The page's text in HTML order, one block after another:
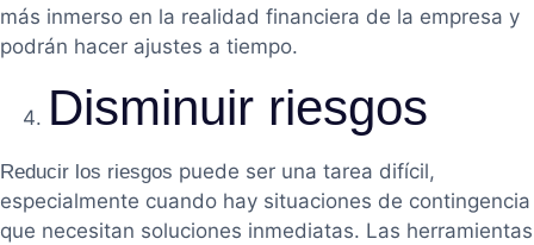
más inmerso en la realidad financiera de la empresa y
podrán hacer ajustes a tiempo.
Disminuir riesgos
Reducir los riesgos puede ser una tarea difícil,
especialmente cuando hay situaciones de contingencia
que necesitan soluciones inmediatas. Las herramientas